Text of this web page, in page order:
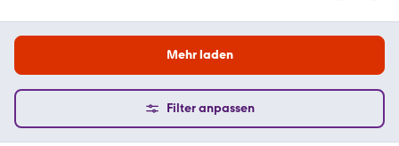
Mehr laden
Filter anpassen